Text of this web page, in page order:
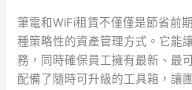
筆電和WiFi租賃不僅僅是節省前
種策略性的資產管理方式。它能
務，同時確保員工擁有最新、最
配備了隨時可升級的工具箱，讓